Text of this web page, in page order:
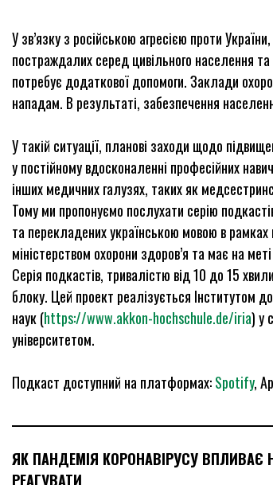
У зв’язку з російською агресією проти
постраждалих серед цивільного населення
потребує додаткової допомоги. Заклади
нападам. В результаті, забезпечення
У такій ситуації, планові заходи щодо
у постійному вдосконаленні професійних
інших медичних галузях, таких як
Тому ми пропонуємо послухати серію
та перекладених українською мовою в
міністерством охорони здоров’я та має на
Серія подкастів, тривалістю від 10 до 15
блоку. Цей проект реалізується Інститутом
наук (https://www.akkon-hochschule.de/iria) у
університетом.
Подкаст доступний на платформах:Spotify,
ЯК ПАНДЕМІЯ КОРОНАВІРУСУ ВПЛИВАЄ
РЕАГУВАТИ